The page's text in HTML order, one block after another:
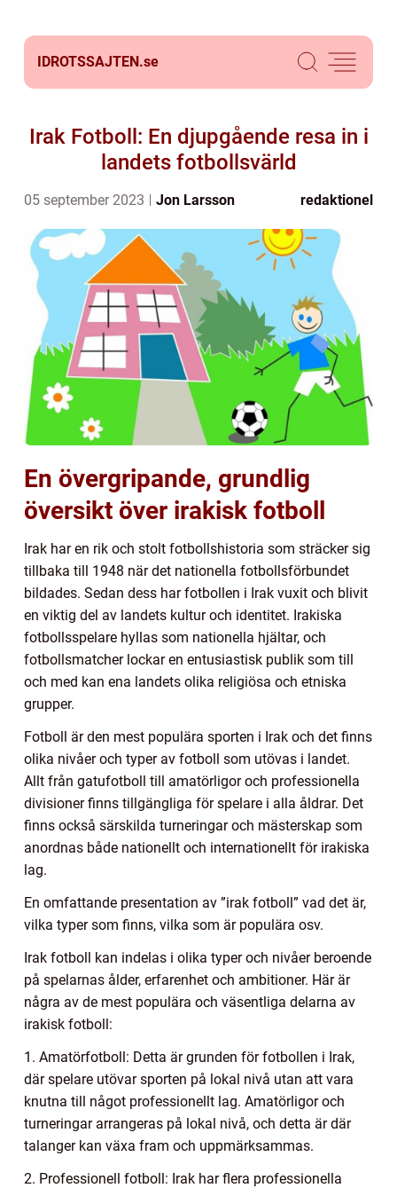
IDROTSSAJTEN.se
Irak Fotboll: En djupgående resa in i
landets fotbollsvärld
05 september 2023 Jon Larsson redaktionel
En övergripande, grundlig
översikt över irakisk fotboll
Irak har en rik och stolt fotbollshistoria som sträcker sig
tillbaka till 1948 när det nationella fotbollsförbundet
bildades. Sedan dess har fotbollen i Irak vuxit och blivit
en viktig del av landets kultur och identitet. Irakiska
fotbollsspelare hyllas som nationella hjältar, och
fotbollsmatcher lockar en entusiastisk publik som till
och med kan ena landets olika religiösa och etniska
grupper.
Fotboll är den mest populära sporten i Irak och det finns
olika nivåer och typer av fotboll som utövas i landet.
Allt från gatufotboll till amatörligor och professionella
divisioner finns tillgängliga för spelare i alla åldrar. Det
finns också särskilda turneringar och mästerskap som
anordnas både nationellt och internationellt för irakiska
lag.
En omfattande presentation av ”irak fotboll” vad det är,
vilka typer som finns, vilka som är populära osv.
Irak fotboll kan indelas i olika typer och nivåer beroende
på spelarnas ålder, erfarenhet och ambitioner. Här är
några av de mest populära och väsentliga delarna av
irakisk fotboll:
1. Amatörfotboll: Detta är grunden för fotbollen i Irak,
där spelare utövar sporten på lokal nivå utan att vara
knutna till något professionellt lag. Amatörligor och
turneringar arrangeras på lokal nivå, och detta är där
talanger kan växa fram och uppmärksammas.
2. Professionell fotboll: Irak har flera professionella